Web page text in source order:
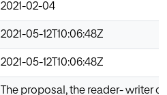
2021-02-04
2021-05-12T10:06:48Z
2021-05-12T10:06:48Z
The proposal, the reader- writer